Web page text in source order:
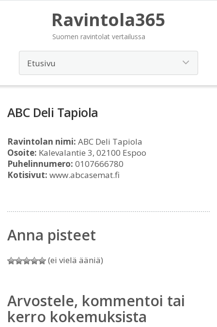
Ravintola365
Suomen ravintolat vertailussa
ABC Deli Tapiola
Ravintolan nimi: ABC Deli Tapiola
Osoite: Kalevalantie 3, 02100 Espoo
Puhelinnumero: 0107666780
Kotisivut: www.abcasemat.fi
Anna pisteet
(ei vielä ääniä)
Arvostele, kommentoi tai
kerro kokemuksista